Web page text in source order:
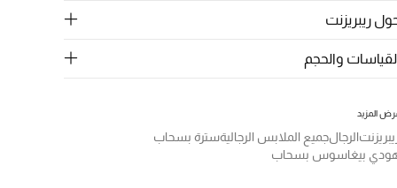
ريبريزنت
والحجم
المزيد
الرجالجميع الملابس الرجاليةسترة بسحاب
بيغاسوس بسحاب